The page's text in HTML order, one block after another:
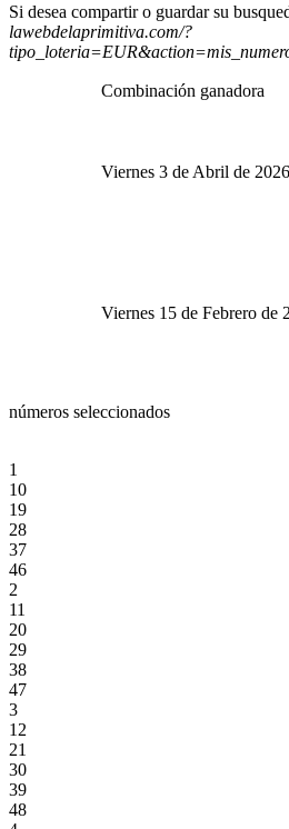
Si desea compartir o guardar su
lawebdelaprimitiva.com/?
Combinación ganadora
Viernes 3 de Abril de 2026
Viernes 15 de Febrero de
números seleccionados
1
10
19
28
37
46
2
11
20
29
38
47
3
12
21
30
39
48